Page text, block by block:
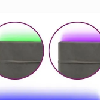
elenco
ombrelloni
italia
lucidatrice